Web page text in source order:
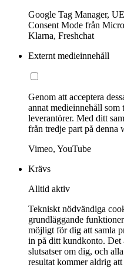
Google Tag Manager,
Consent Mode från
Klarna, Freshchat
Externt medieinnehåll
Genom att acceptera
annat medieinnehåll som
leverantörer. Med ditt
från tredje part på denna
Vimeo, YouTube
Krävs
Alltid aktiv
Tekniskt nödvändiga
grundläggande
möjligt för dig att samla
in på ditt kundkonto. Det
slutsatser om dig, och
resultat kommer aldrig